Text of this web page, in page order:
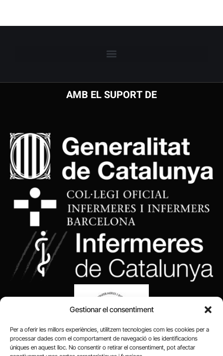
Gestionar el consentiment
Per a oferir les millors experiències, utilitzem tecnologies com les cookies per a
processar dades com el comportament de navegació o les identificacions
úniques en aquest lloc. No consentir o retirar el consentiment, pot afectar
AMB EL SUPORT DE